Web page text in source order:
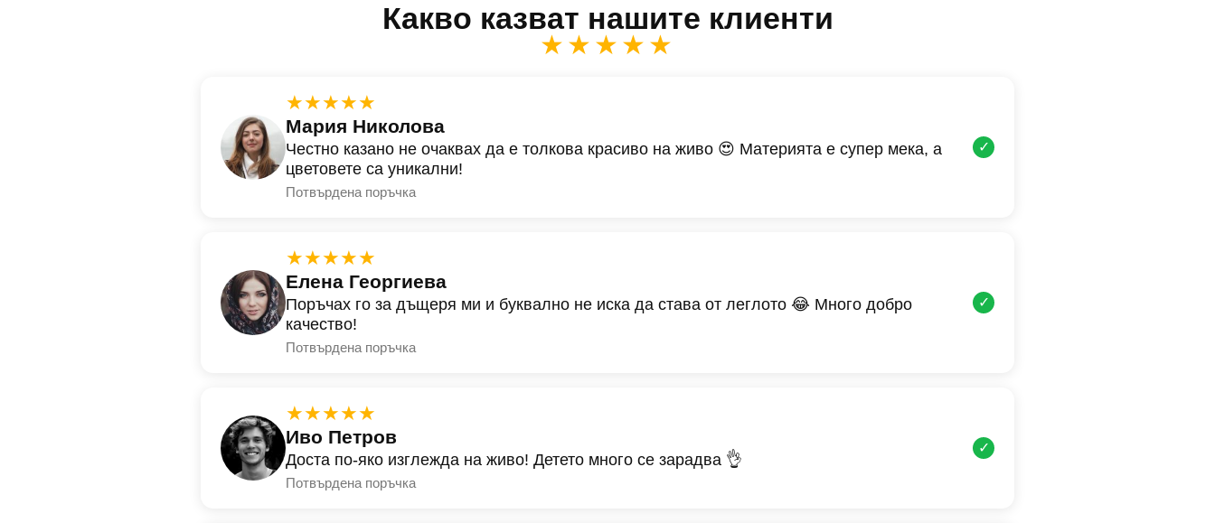
Какво казват нашите клиенти
★★★★★
★★★★★
Мария Николова
Честно казано не очаквах да е толкова красиво на живо 😍 Материята е супер мека, а
цветовете са уникални!
Потвърдена поръчка
✓
★★★★★
Елена Георгиева
Поръчах го за дъщеря ми и буквално не иска да става от леглото 😂 Много добро
качество!
Потвърдена поръчка
✓
★★★★★
Иво Петров
Доста по-яко изглежда на живо! Детето много се зарадва 👌
Потвърдена поръчка
✓